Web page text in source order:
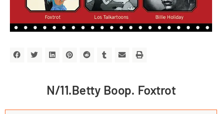
N/11.Betty Boop. Foxtrot